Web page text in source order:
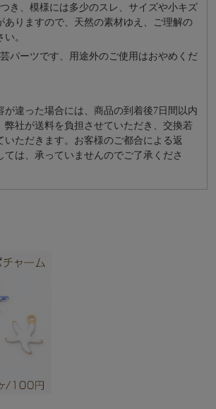
き、模様には多少のスレ、サイズや小キズ
ありますので、天然の素材ゆえ、ご理解の
い。
パーツです、⽤途外のご使⽤はおやめくだ
が違った場合には、商品の到着後7日間以内
弊社が送料を負担させていただき、交換若
いただきます。お客様のご都合による返
ては、承っていませんのでご了承くださ